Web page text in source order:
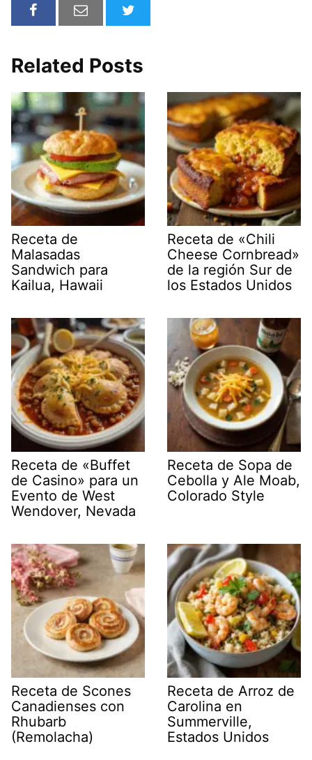
Related Posts
Receta de
Malasadas
Sandwich para
Kailua, Hawaii
Receta de «Chili
Cheese Cornbread»
de la región Sur de
los Estados Unidos
Receta de «Buffet
de Casino» para un
Evento de West
Wendover, Nevada
Receta de Sopa de
Cebolla y Ale Moab,
Colorado Style
Receta de Scones
Canadienses con
Rhubarb
(Remolacha)
Receta de Arroz de
Carolina en
Summerville,
Estados Unidos